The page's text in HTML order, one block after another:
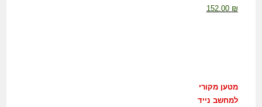
152.00 ₪
מטען מקורי
למחשב נייד